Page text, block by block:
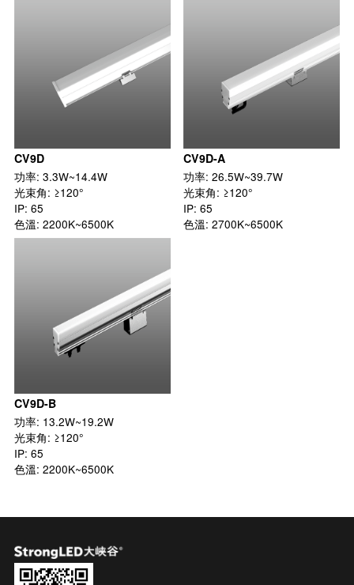
CV9D
功率: 3.3W~14.4W
光束角: ≥120°
IP: 65
色溫: 2200K~6500K
CV9D-A
功率: 26.5W~39.7W
光束角: ≥120°
IP: 65
色溫: 2700K~6500K
CV9D-B
功率: 13.2W~19.2W
光束角: ≥120°
IP: 65
色溫: 2200K~6500K